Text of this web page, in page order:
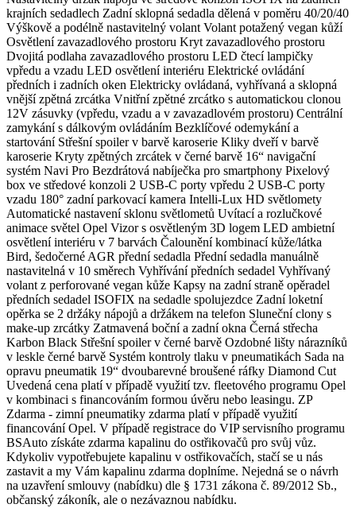
krajních sedadlech Zadní sklopná sedadla dělená v poměru 40/20/40
Výškově a podélně nastavitelný volant Volant potažený vegan kůží
Osvětlení zavazadlového prostoru Kryt zavazadlového prostoru
Dvojitá podlaha zavazadlového prostoru LED čtecí lampičky
vpředu a vzadu LED osvětlení interiéru Elektrické ovládání
předních i zadních oken Elektricky ovládaná, vyhřívaná a sklopná
vnější zpětná zrcátka Vnitřní zpětné zrcátko s automatickou clonou
12V zásuvky (vpředu, vzadu a v zavazadlovém prostoru) Centrální
zamykání s dálkovým ovládáním Bezklíčové odemykání a
startování Střešní spoiler v barvě karoserie Kliky dveří v barvě
karoserie Kryty zpětných zrcátek v černé barvě 16“ navigační
systém Navi Pro Bezdrátová nabíječka pro smartphony Pixelový
box ve středové konzoli 2 USB-C porty vpředu 2 USB-C porty
vzadu 180° zadní parkovací kamera Intelli-Lux HD světlomety
Automatické nastavení sklonu světlometů Uvítací a rozlučkové
animace světel Opel Vizor s osvětleným 3D logem LED ambietní
osvětlení interiéru v 7 barvách Čalounění kombinací kůže/látka
Bird, šedočerné AGR přední sedadla Přední sedadla manuálně
nastavitelná v 10 směrech Vyhřívání předních sedadel Vyhřívaný
volant z perforované vegan kůže Kapsy na zadní straně opěradel
předních sedadel ISOFIX na sedadle spolujezdce Zadní loketní
opěrka se 2 držáky nápojů a držákem na telefon Sluneční clony s
make-up zrcátky Zatmavená boční a zadní okna Černá střecha
Karbon Black Střešní spoiler v černé barvě Ozdobné lišty nárazníků
v leskle černé barvě Systém kontroly tlaku v pneumatikách Sada na
opravu pneumatik 19“ dvoubarevné broušené ráfky Diamond Cut
Uvedená cena platí v případě využití tzv. fleetového programu Opel
v kombinaci s financováním formou úvěru nebo leasingu. ZP
Zdarma - zimní pneumatiky zdarma platí v případě využití
financování Opel. V případě registrace do VIP servisního programu
BSAuto získáte zdarma kapalinu do ostřikovačů pro svůj vůz.
Kdykoliv vypotřebujete kapalinu v ostřikovačích, stačí se u nás
zastavit a my Vám kapalinu zdarma doplníme. Nejedná se o návrh
na uzavření smlouvy (nabídku) dle § 1731 zákona č. 89/2012 Sb.,
občanský zákoník, ale o nezávaznou nabídku.